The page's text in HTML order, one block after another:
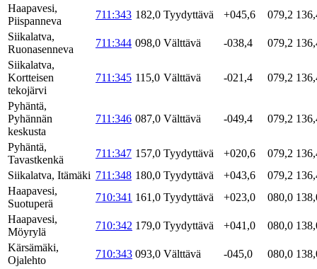
Haapavesi,
Piispanneva
711:343 182,0 Tyydyttävä +045,6 079,2
Siikalatva,
Ruonasenneva
711:344 098,0 Välttävä -038,4 079,2
Siikalatva,
Kortteisen
tekojärvi
711:345 115,0 Välttävä -021,4 079,2
Pyhäntä,
Pyhännän
keskusta
711:346 087,0 Välttävä -049,4 079,2
Pyhäntä,
Tavastkenkä
711:347 157,0 Tyydyttävä +020,6 079,2
Siikalatva, Itämäki 711:348 180,0 Tyydyttävä +043,6 079,2
Haapavesi,
Suotuperä
710:341 161,0 Tyydyttävä +023,0 080,0
Haapavesi,
Möyrylä
710:342 179,0 Tyydyttävä +041,0 080,0
Kärsämäki,
Ojalehto
710:343 093,0 Välttävä -045,0 080,0